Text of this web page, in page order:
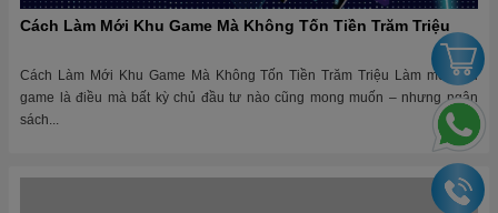
Cách Làm Mới Khu Game Mà Không Tốn Tiền Trăm Triệu
Cách Làm Mới Khu Game Mà Không Tốn Tiền Trăm Triệu Làm mới khu
game là điều mà bất kỳ chủ đầu tư nào cũng mong muốn – nhưng ngân
sách...